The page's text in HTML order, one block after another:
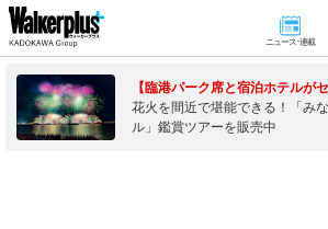
ニュース･連載
【臨港パーク席と宿泊ホテルがセ
花火を間近で堪能できる！「み
ル」鑑賞ツアーを販売中